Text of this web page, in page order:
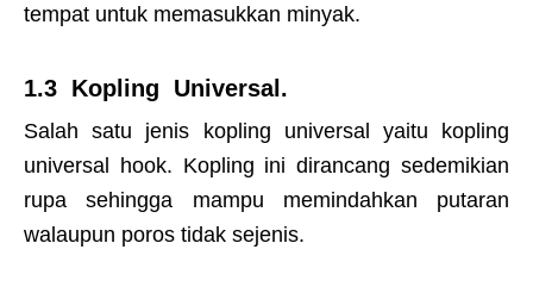
tempat untuk memasukkan minyak.
1.3 Kopling Universal.
Salah satu jenis kopling universal yaitu kopling
universal hook. Kopling ini dirancang sedemikian
rupa sehingga mampu memindahkan putaran
walaupun poros tidak sejenis.